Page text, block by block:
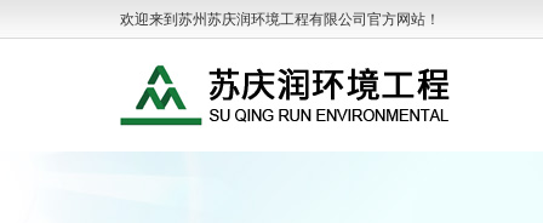
欢迎来到苏州苏庆润环境工程有限公司官方网站！